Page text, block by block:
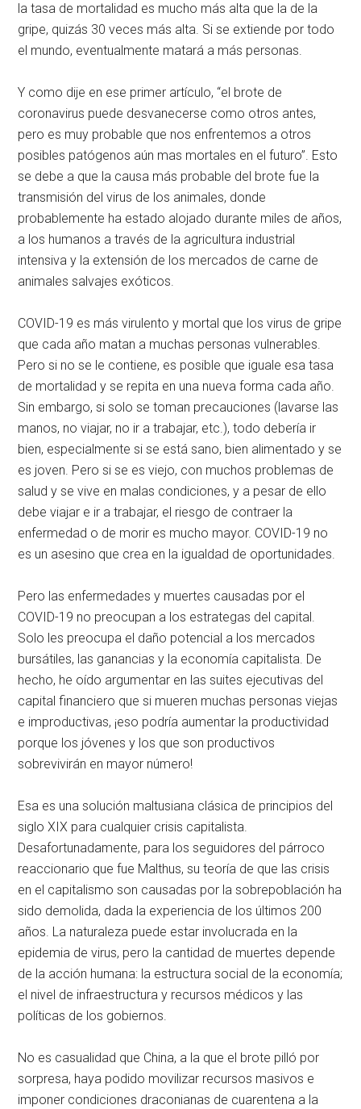
la tasa de mortalidad es mucho más alta que la de la
gripe, quizás 30 veces más alta. Si se extiende por todo
el mundo, eventualmente matará a más personas.
Y como dije en ese primer artículo, “el brote de
coronavirus puede desvanecerse como otros antes,
pero es muy probable que nos enfrentemos a otros
posibles patógenos aún mas mortales en el futuro”. Esto
se debe a que la causa más probable del brote fue la
transmisión del virus de los animales, donde
probablemente ha estado alojado durante miles de años,
a los humanos a través de la agricultura industrial
intensiva y la extensión de los mercados de carne de
animales salvajes exóticos.
COVID-19 es más virulento y mortal que los virus de gripe
que cada año matan a muchas personas vulnerables.
Pero si no se le contiene, es posible que iguale esa tasa
de mortalidad y se repita en una nueva forma cada año.
Sin embargo, si solo se toman precauciones (lavarse las
manos, no viajar, no ir a trabajar, etc.), todo debería ir
bien, especialmente si se está sano, bien alimentado y se
es joven. Pero si se es viejo, con muchos problemas de
salud y se vive en malas condiciones, y a pesar de ello
debe viajar e ir a trabajar, el riesgo de contraer la
enfermedad o de morir es mucho mayor. COVID-19 no
es un asesino que crea en la igualdad de oportunidades.
Pero las enfermedades y muertes causadas por el
COVID-19 no preocupan a los estrategas del capital.
Solo les preocupa el daño potencial a los mercados
bursátiles, las ganancias y la economía capitalista. De
hecho, he oído argumentar en las suites ejecutivas del
capital financiero que si mueren muchas personas viejas
e improductivas, ¡eso podría aumentar la productividad
porque los jóvenes y los que son productivos
sobrevivirán en mayor número!
Esa es una solución maltusiana clásica de principios del
siglo XIX para cualquier crisis capitalista.
Desafortunadamente, para los seguidores del párroco
reaccionario que fue Malthus, su teoría de que las crisis
en el capitalismo son causadas por la sobrepoblación ha
sido demolida, dada la experiencia de los últimos 200
años. La naturaleza puede estar involucrada en la
epidemia de virus, pero la cantidad de muertes depende
de la acción humana: la estructura social de la economía;
el nivel de infraestructura y recursos médicos y las
políticas de los gobiernos.
No es casualidad que China, a la que el brote pilló por
sorpresa, haya podido movilizar recursos masivos e
imponer condiciones draconianas de cuarentena a la